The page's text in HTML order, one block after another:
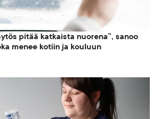
pitää katkaista nuorena”, sanoo
menee kotiin ja kouluun